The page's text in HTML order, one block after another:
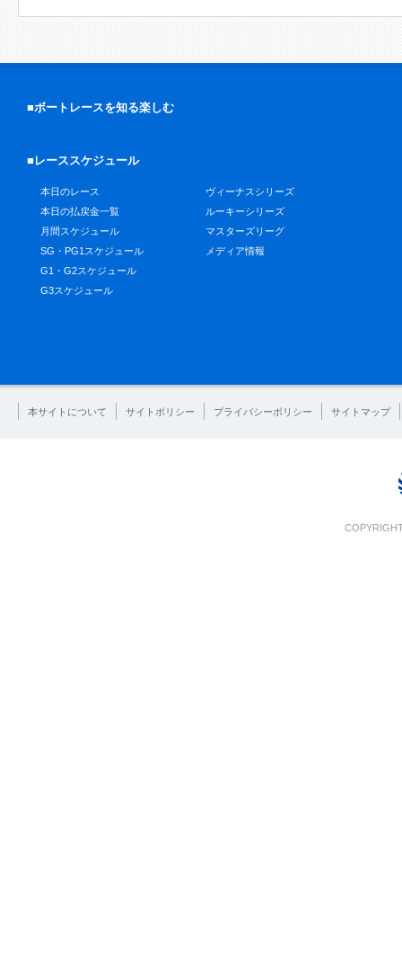
■ボートレースを知る楽しむ
■レーススケジュール
本日のレース
本日の払戻金一覧
月間スケジュール
SG・PG1スケジュール
G1・G2スケジュール
G3スケジュール
ヴィーナスシリーズ
ルーキーシリーズ
マスターズリーグ
メディア情報
本サイトについて サイトポリシー プライバシーポリシー サイトマップ